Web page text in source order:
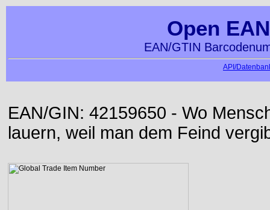
Open
EAN/GTIN
API/
EAN/GIN: 42159650 - Wo
lauern, weil man dem Feind